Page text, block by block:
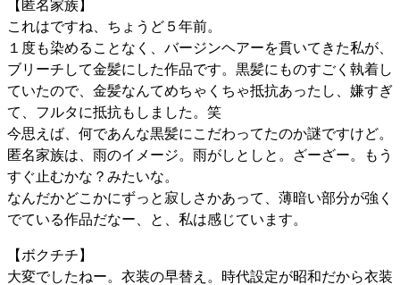
【匿名家族】
これはですね、ちょうど５年前。
１度も染めることなく、バージンヘアーを貫いてきた私が、
ブリーチして金髪にした作品です。黒髪にものすごく執着し
ていたので、金髪なんてめちゃくちゃ抵抗あったし、嫌すぎ
て、フルタに抵抗もしました。笑
今思えば、何であんな黒髪にこだわってたのか謎ですけど。
匿名家族は、雨のイメージ。雨がしとしと。ざーざー。もう
すぐ止むかな？みたいな。
なんだかどこかにずっと寂しさかあって、薄暗い部分が強く
でている作品だなー、と、私は感じています。
【ボクチチ】
大変でしたねー。衣装の早替え。時代設定が昭和だから衣装